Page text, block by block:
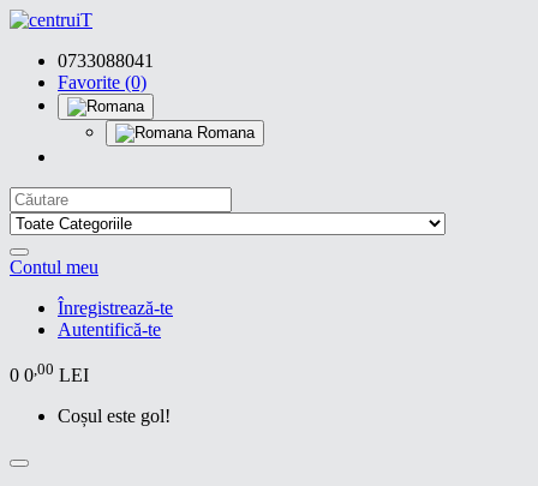
0733088041
Favorite (0)
Romana
Contul meu
Înregistrează-te
Autentifică-te
0 0,00 LEI
Coșul este gol!